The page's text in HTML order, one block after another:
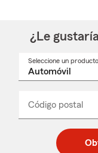
¿Le
Seleccione un producto
Código postal
de
de
_____